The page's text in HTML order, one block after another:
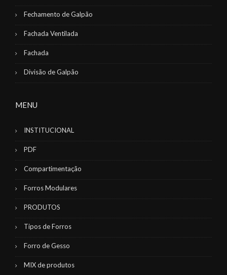
Fechamento de Galpão
Fachada Ventilada
Fachada
Divisão de Galpão
MENU
INSTITUCIONAL
PDF
Compartimentação
Forros Modulares
PRODUTOS
Tipos de Forros
Forro de Gesso
MIX de produtos